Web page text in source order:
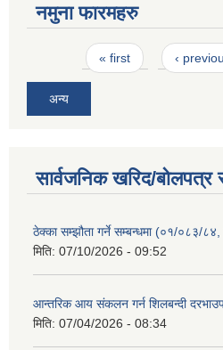
नमुना फारमहरु
Pages« first ‹
अन्य
सार्वजनिक खरिद/बोलपत्र
ठेक्का सम्झौता गर्ने सम्बन्धमा (०१/०८३/
मिति: 07/10/2026 - 09:52
आन्तरिक आय संकलन गर्न शिलबन्दी
मिति: 07/04/2026 - 08:34